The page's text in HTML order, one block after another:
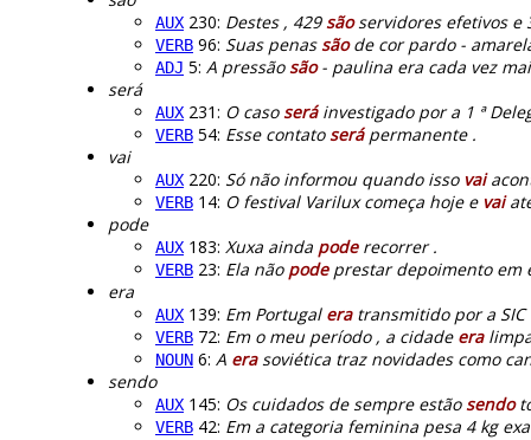
AUX 230: Destes , 429sãoservidores efetivos e
VERB 96: Suas penassãode cor pardo -
ADJ 5: A pressãosão- paulina era cada vez
será
AUX 231: O casoseráinvestigado por a 1 ª
VERB 54: Esse contatoserápermanente .
vai
AUX 220: Só não informou quando isso vai
VERB 14: O festival Varilux começa hoje e vai
pode
AUX 183: Xuxa ainda poderecorrer .
VERB 23: Ela não podeprestar depoimento em
era
AUX 139: Em Portugal eratransmitido por a SIC
VERB 72: Em o meu período , a cidade era
NOUN 6: A erasoviética traz novidades como
sendo
AUX 145: Os cuidados de sempre estãosendo
VERB 42: Em a categoria feminina pesa 4 kg